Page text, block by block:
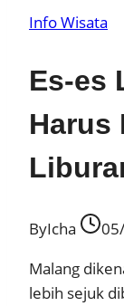
Info Wisata
Es-es
Harus
ByIcha
Malang
lebih sejuk